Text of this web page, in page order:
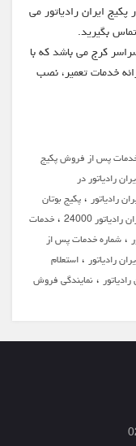
ایران رادیاتور می
بگیرید.
کرج می باشد که با
خدمات تعمیر، نصب
پس از فروش پکیج
رادیاتور در
رادیاتور،پکیج بوتان
24000 ،خدمات
،شماره خدمات پس از
رادیاتور،استعلام
،نمایندگی فروش